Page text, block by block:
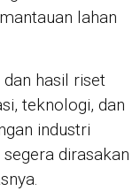
lahan
hasil riset
teknologi, dan
industri
dirasakan